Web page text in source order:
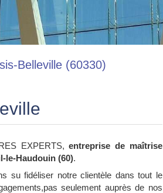
Belleville (60330)
EXPERTS,entreprise de maîtrise
le-Haudouin (60).
su fidéliser notre clientèle dans tout le
seulement auprès de nos